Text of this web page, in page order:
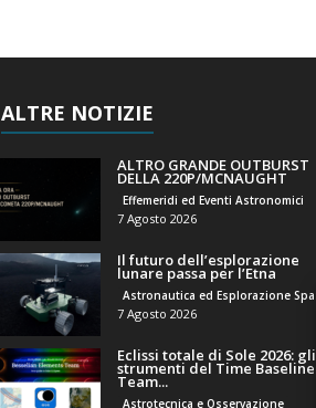
ALTRE NOTIZIE
ALTRO GRANDE OUTBURST
DELLA 220P/MCNAUGHT
Effemeridi ed Eventi Astronomici
7 Agosto 2026
Il futuro dell’esplorazione
lunare passa per l’Etna
7 Agosto 2026
Eclissi totale di Sole 2026: gli
strumenti del Time Baseline
Team...
Astrotecnica e Osservazione